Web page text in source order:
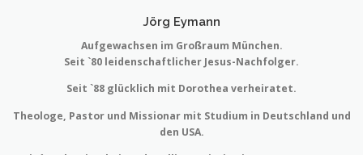
Jörg Eymann
Aufgewachsen im Großraum München.
Seit `80 leidenschaftlicher Jesus-Nachfolger.
Seit `88 glücklich mit Dorothea verheiratet.
Theologe, Pastor und Missionar mit Studium in Deutschland und
den USA.